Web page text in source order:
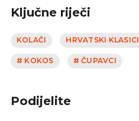
Ključne riječi
KOLAČI HRVATSKI KLASICI
# KOKOS # ČUPAVCI
Podijelite